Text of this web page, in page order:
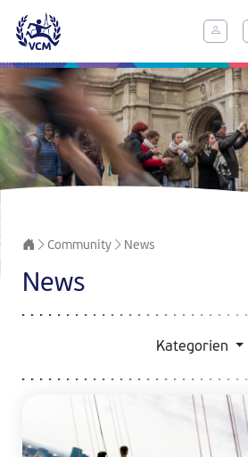
Community News
News
Kategorien